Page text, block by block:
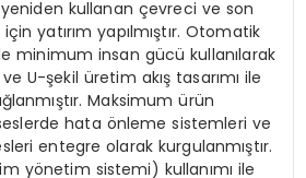
yeniden kullanan çevreci ve son
yatırım yapılmıştır. Otomatik
minimum insan gücü kullanılarak
U-şekil üretim akış tasarımı ile
Maksimum ürün
hata önleme sistemleri ve
entegre olarak kurgulanmıştır.
yönetim sistemi) kullanımı ile